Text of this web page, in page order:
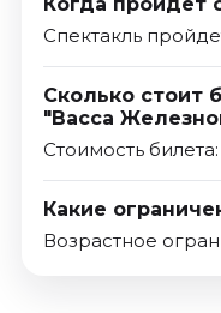
Спектакль
Сколько стоит
"Васса
Стоимость
Какие
Возрастное